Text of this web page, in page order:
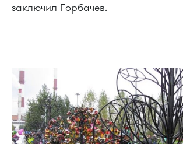
заключил Горбачев.